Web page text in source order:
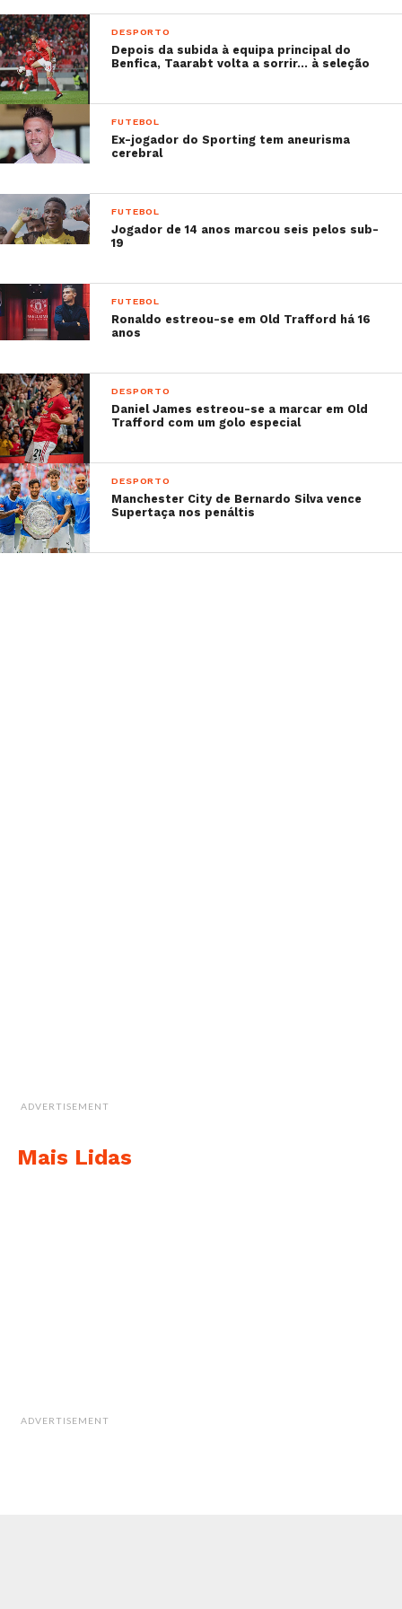
DESPORTO
Depois da subida à equipa principal do
Benfica, Taarabt volta a sorrir… à seleção
FUTEBOL
Ex-jogador do Sporting tem aneurisma
cerebral
FUTEBOL
Jogador de 14 anos marcou seis pelos sub-
19
FUTEBOL
Ronaldo estreou-se em Old Trafford há 16
anos
DESPORTO
Daniel James estreou-se a marcar em Old
Trafford com um golo especial
DESPORTO
Manchester City de Bernardo Silva vence
Supertaça nos penáltis
ADVERTISEMENT
Mais Lidas
ADVERTISEMENT